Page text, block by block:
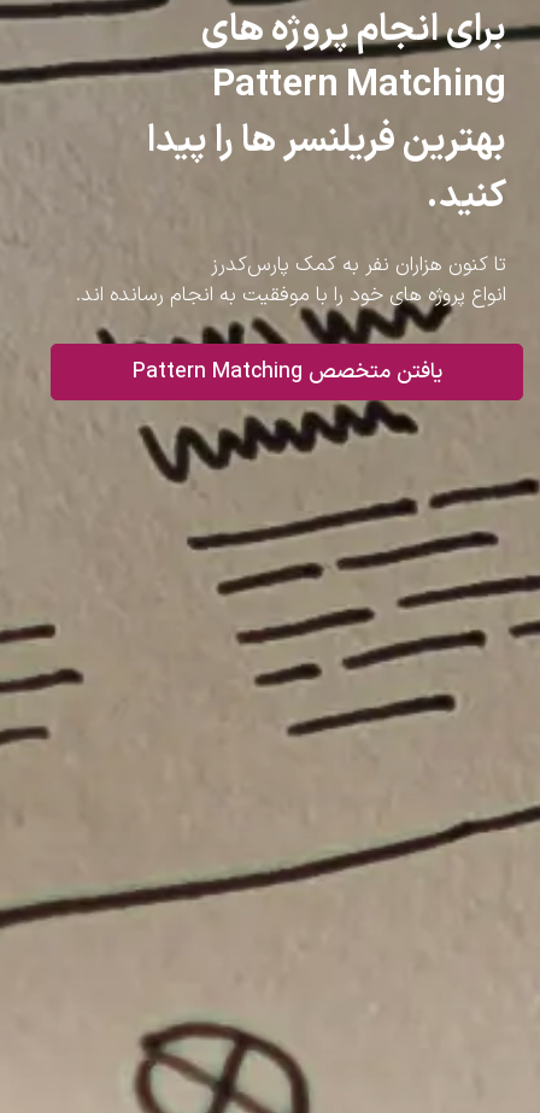
برای انجام پروژه های
Pattern Matching
بهترین فریلنسر ها را پیدا
کنید.
تا کنون هزاران نفر به کمک پارس‌کدرز
انواع پروژه های خود را با موفقیت به انجام رسانده اند.
یافتن متخصص Pattern Matching